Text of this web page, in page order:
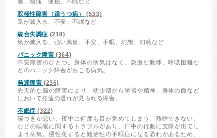
感、頭痛、便秘、不眠など
双極性障害（躁うつ病）
(533)
気が滅入る、不安、不眠など
統合失調症 (218)
気が滅入る、強い興奮、不安、不眠、幻想、幻聴など
パニック障害 (364)
不安障害のひとつ。身体の病気はなく、急激な動悸、呼吸困難な
どのパニック障害がおこる病気。
発達障害 (236)
先天的な脳の障害により、幼少期から学習や精神、身体の面など
において発達の遅れが見られる障害。
不眠症 (322)
寝つきが悪い、夜中に何度も目が覚めてしまう、熟睡できない、
などの睡眠に関するトラブルがあり、日中の行動に支障が出てし
まう病気。慢性化すると難治性の不眠症になる恐れがあるため、